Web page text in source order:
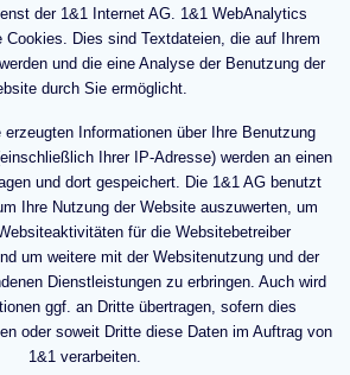
der 1&1 Internet AG. 1&1 WebAnalytics
Cookies. Dies sind Textdateien, die auf Ihrem
und die eine Analyse der Benutzung der
durch Sie ermöglicht.
erzeugten Informationen über Ihre Benutzung
Ihrer IP-Adresse) werden an einen
und dort gespeichert. Die 1&1 AG benutzt
Ihre Nutzung der Website auszuwerten, um
für die Websitebetreiber
um weitere mit der Websitenutzung und der
Dienstleistungen zu erbringen. Auch wird
ggf. an Dritte übertragen, sofern dies
oder soweit Dritte diese Daten im Auftrag von
1&1 verarbeiten.